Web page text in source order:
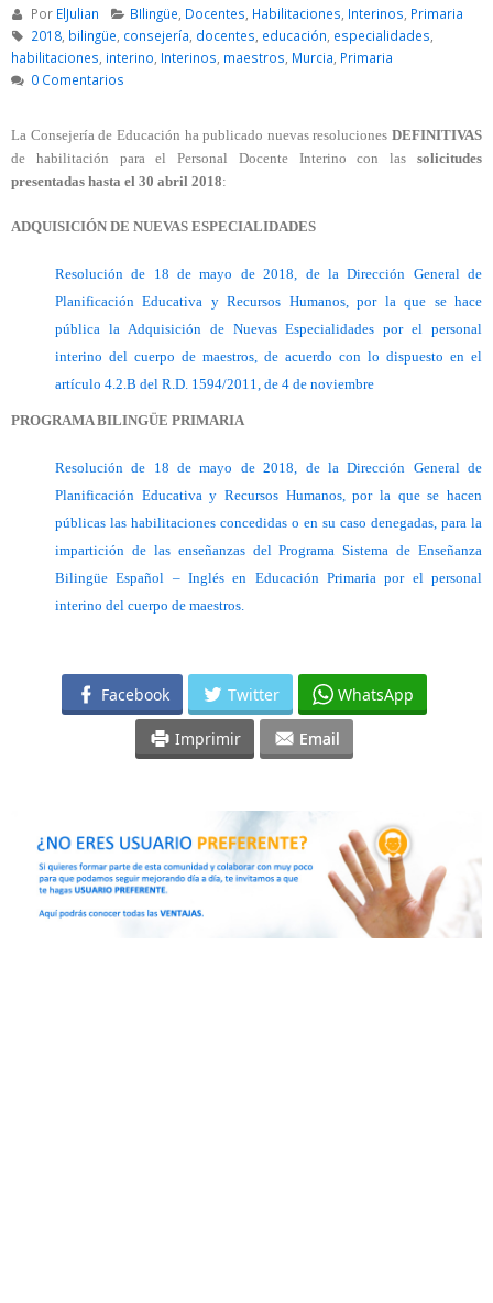
Por ElJulian BIlingüe Docentes Habilitaciones Interinos Primaria
2018, bilingüe consejería docentes educación especialidades
habilitaciones, interino, Interinos, maestros, Murcia, Primaria
0 Comentarios
La Consejería de Educación ha publicado nuevas resoluciones DEFINITIVAS
de habilitación para el Personal Docente Interino con las solicitudes
presentadas hasta el 30 abril 2018:
ADQUISICIÓN DE NUEVAS ESPECIALIDADES
Resolución de 18 de mayo de 2018, de la Dirección General de
Planificación Educativa y Recursos Humanos, por la que se hace
pública la Adquisición de Nuevas Especialidades por el personal
interino del cuerpo de maestros, de acuerdo con lo dispuesto en el
artículo 4.2.B del R.D. 1594/2011, de 4 de noviembre
PROGRAMA BILINGÜE PRIMARIA
Resolución de 18 de mayo de 2018, de la Dirección General de
Planificación Educativa y Recursos Humanos, por la que se hacen
públicas las habilitaciones concedidas o en su caso denegadas, para la
impartición de las enseñanzas del Programa Sistema de Enseñanza
Bilingüe Español – Inglés en Educación Primaria por el personal
interino del cuerpo de maestros.
Facebook Twitter WhatsApp
Imprimir Email